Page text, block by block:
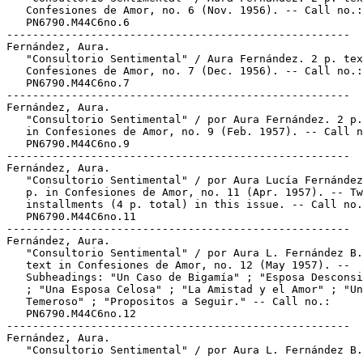
   Confesiones de Amor, no. 6 (Nov. 1956). -- Call no.:
   PN6790.M44C6no.6
-----------------------------------------------------
Fernández, Aura.
"Consultorio Sentimental" / Aura Fernández. 2 p.
   Confesiones de Amor, no. 7 (Dec. 1956). -- Call no.:
   PN6790.M44C6no.7
-----------------------------------------------------
Fernández, Aura.
"Consultorio Sentimental" / por Aura Fernández. 2
in Confesiones de Amor, no. 9 (Feb. 1957). -- Call
   PN6790.M44C6no.9
-----------------------------------------------------
Fernández, Aura.
"Consultorio Sentimental" / por Aura Lucía
p. in Confesiones de Amor, no. 11 (Apr. 1957). --
installments (4 p. total) in this issue. -- Call
   PN6790.M44C6no.11
-----------------------------------------------------
Fernández, Aura.
"Consultorio Sentimental" / por Aura L. Fernández
   text in Confesiones de Amor, no. 12 (May 1957). --
Subheadings: "Un Caso de Bigamía" ; "Esposa
; "Una Esposa Celosa" ; "La Amistad y el Amor" ;
   Temeroso" ; "Propositos a Seguir." -- Call no.:
   PN6790.M44C6no.12
-----------------------------------------------------
Fernández, Aura.
"Consultorio Sentimental" / por Aura L. Fernández